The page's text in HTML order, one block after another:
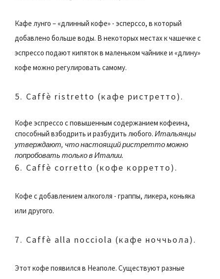
Кафе лунго – «длинный кофе» - эсперссо, в который
добавлено больше воды. В некоторых местах к чашечке с
эспрессо подают кипяток в маленьком чайнике и «длину»
кофе можно регулировать самому.
5. Caffè ristretto (кафе ристретто).
Кофе эспрессо с повышенным содержанием кофеина,
способный взбодрить и разбудить любого. Итальянцы
утверждают, что настоящий ристретто можно
попробовать только в Италии.
6. Caffè corretto (кофе корретто).
Кофе с добавлением алкоголя - граппы, ликера, коньяка
или другого.
7. Caffè alla nocciola (кафе ноччьола).
Этот кофе появился в Неаполе. Существуют разные